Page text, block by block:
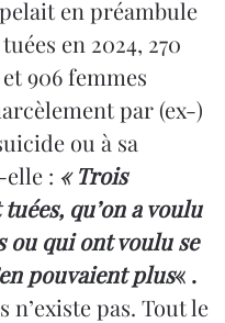
en préambule
en 2024, 270
906 femmes
par (ex-)
ou à sa
: « Trois
qu’on a voulu
ou qui ont voulu se
pouvaient plus« .
pas. Tout le